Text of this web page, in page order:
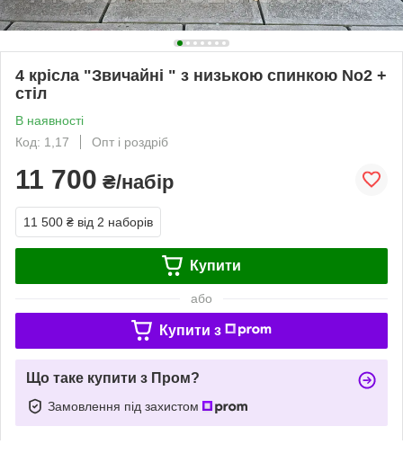
4 крісла "Звичайні " з низькою спинкою No2 +
стіл
В наявності
Код: 1,17
Опт і роздріб
11 700 ₴/набір
11 500 ₴ від 2 наборів
Купити
або
Купити з
Що таке купити з Пром?
Замовлення під захистом